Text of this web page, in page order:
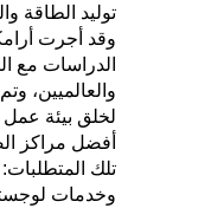
توليد الطاقة
وقد أجرت
الدراسات مع
لخلق بيئة
أفضل مراكز
تلك المتطلبات:
وخدمات